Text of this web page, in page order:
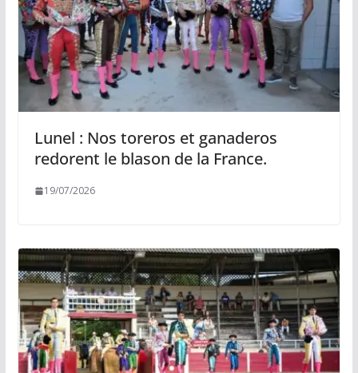
Lunel : Nos toreros et ganaderos
redorent le blason de la France.
19/07/2026